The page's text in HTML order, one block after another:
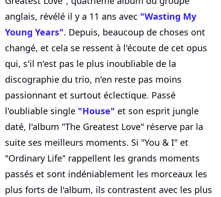
anglais, révélé il y a 11 ans avec "Wasting My
Young Years". Depuis, beaucoup de choses ont
changé, et cela se ressent à l'écoute de cet opus
qui, s'il n'est pas le plus inoubliable de la
discographie du trio, n'en reste pas moins
passionnant et surtout éclectique. Passé
l'oubliable single "House" et son esprit jungle
daté, l'album "The Greatest Love" réserve par la
suite ses meilleurs moments. Si "You & I" et
"Ordinary Life" rappellent les grands moments
passés et sont indéniablement les morceaux les
plus forts de l'album, ils contrastent avec les plus